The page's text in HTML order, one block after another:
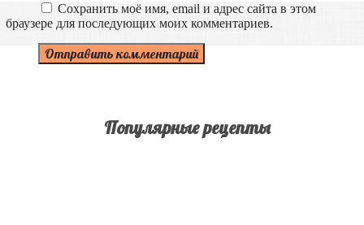
Сохранить моё имя, email и адрес сайта в этом
браузере для последующих моих комментариев.
Популярные рецепты